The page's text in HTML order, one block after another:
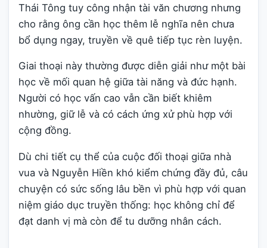
Thái Tông tuy công nhận tài văn chương nhưng
cho rằng ông cần học thêm lễ nghĩa nên chưa
bổ dụng ngay, truyền về quê tiếp tục rèn luyện.
Giai thoại này thường được diễn giải như một bài
học về mối quan hệ giữa tài năng và đức hạnh.
Người có học vấn cao vẫn cần biết khiêm
nhường, giữ lễ và có cách ứng xử phù hợp với
cộng đồng.
Dù chi tiết cụ thể của cuộc đối thoại giữa nhà
vua và Nguyễn Hiền khó kiểm chứng đầy đủ, câu
chuyện có sức sống lâu bền vì phù hợp với quan
niệm giáo dục truyền thống: học không chỉ để
đạt danh vị mà còn để tu dưỡng nhân cách.